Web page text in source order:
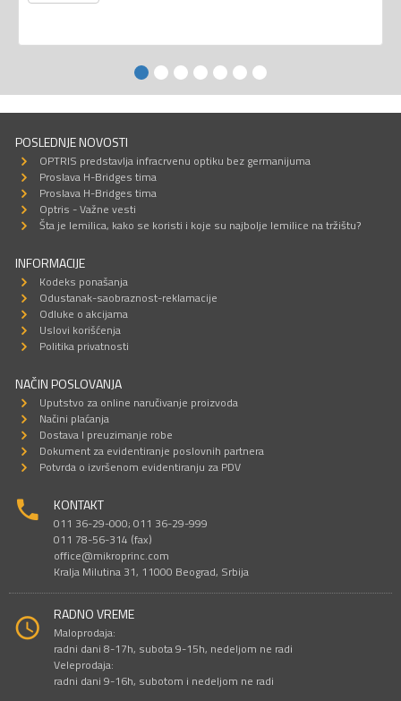
POSLEDNJE NOVOSTI
OPTRIS predstavlja infracrvenu optiku bez germanijuma
Proslava H-Bridges tima
Proslava H-Bridges tima
Optris - Važne vesti
Šta je lemilica, kako se koristi i koje su najbolje lemilice na tržištu?
INFORMACIJE
Kodeks ponašanja
Odustanak-saobraznost-reklamacije
Odluke o akcijama
Uslovi korišćenja
Politika privatnosti
NAČIN POSLOVANJA
Uputstvo za online naručivanje proizvoda
Načini plaćanja
Dostava I preuzimanje robe
Dokument za evidentiranje poslovnih partnera
Potvrda o izvršenom evidentiranju za PDV
KONTAKT
011 36-29-000; 011 36-29-999
011 78-56-314 (fax)
office@mikroprinc.com
Kralja Milutina 31, 11000 Beograd, Srbija
RADNO VREME
Maloprodaja:
radni dani 8-17h, subota 9-15h, nedeljom ne radi
Veleprodaja:
radni dani 9-16h, subotom i nedeljom ne radi